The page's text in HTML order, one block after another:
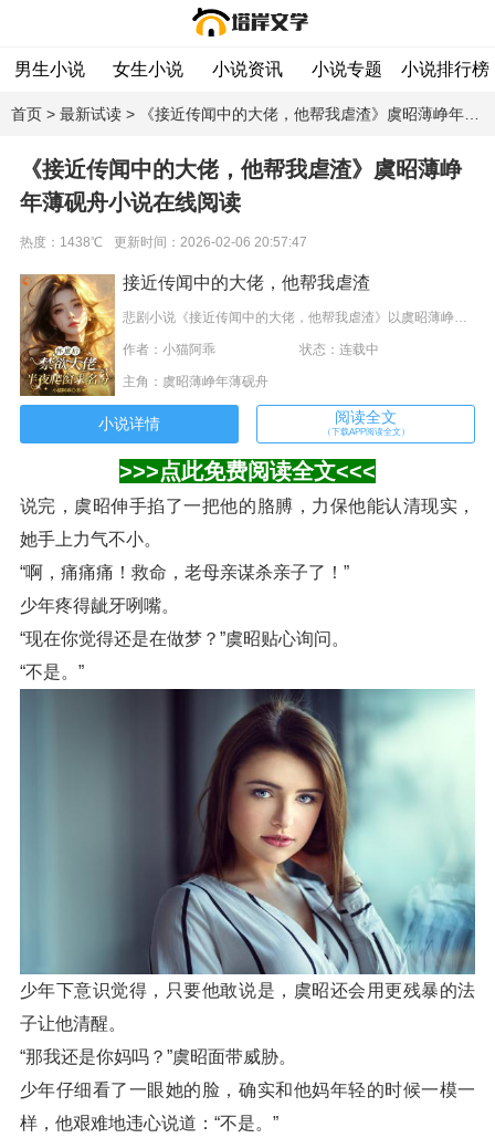
男生小说 女生小说 小说资讯 小说专题 小说排行榜
首页 > 最新试读 > 《接近传闻中的大佬，他帮我虐渣》虞昭薄峥年薄砚舟小说在线阅读
《接近传闻中的大佬，他帮我虐渣》虞昭薄峥
年薄砚舟小说在线阅读
热度：1438℃ 更新时间：2026-02-06 20:57:47
接近传闻中的大佬，他帮我虐渣
悲剧小说《接近传闻中的大佬，他帮我虐渣》以虞昭薄峥年薄砚舟为中心，揭示了人性的黑暗面和社会的残酷现实。作者小猫阿乖通过犀利的笔触深刻地刻画了主角的内心纠结与挣扎，将读者带入一个情感充沛的世界。这本书给人以思考和反思，震撼人心。【不愧是我的好大儿，真是懂事。】薄砚舟：之前还说我心狠来着。他走后，虞昭小心翼翼伸出一根手指勾……
作者：小猫阿乖 状态：连载中
主角：虞昭薄峥年薄砚舟
阅读全文
（下载APP阅读全文）
小说详情
>>>点此免费阅读全文<<<
说完，虞昭伸手掐了一把他的胳膊，力保他能认清现实，
她手上力气不小。
“啊，痛痛痛！救命，老母亲谋杀亲子了！”
少年疼得龇牙咧嘴。
“现在你觉得还是在做梦？”虞昭贴心询问。
“不是。”
少年下意识觉得，只要他敢说是，虞昭还会用更残暴的法
子让他清醒。
“那我还是你妈吗？”虞昭面带威胁。
少年仔细看了一眼她的脸，确实和他妈年轻的时候一模一
样，他艰难地违心说道：“不是。”